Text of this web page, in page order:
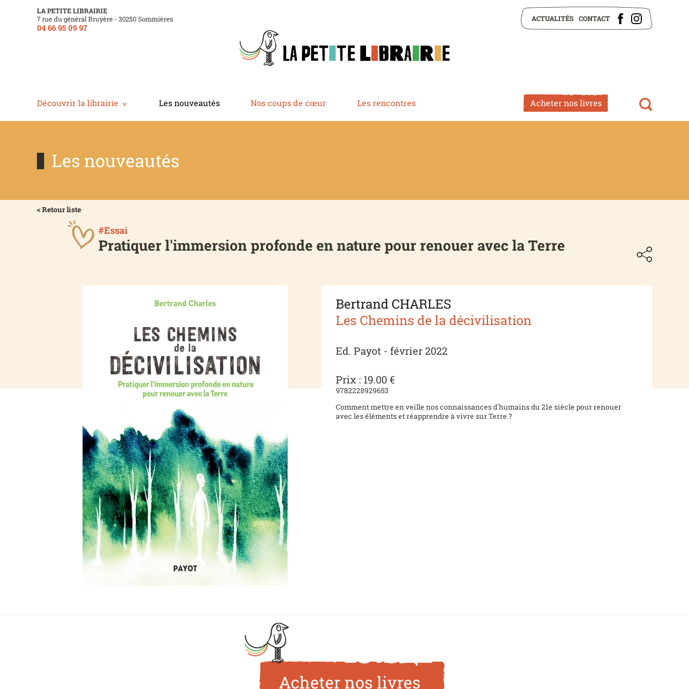
LA PETITE LIBRAIRIE
7 rue du général Bruyère - 30250 Sommières
04 66 95 09 97
ACTUALITÉS CONTACT
Découvrir la librairie Les nouveautés Nos coups de cœur Les rencontres Acheter nos livres
Les nouveautés
< Retour liste
#Essai
Pratiquer l'immersion profonde en nature pour renouer avec la Terre
Bertrand CHARLES
Les Chemins de la décivilisation
Ed. Payot - février 2022
Prix : 19.00 €
9782228929653
Comment mettre en veille nos connaissances d'humains du 21e siècle pour renouer
avec les éléments et réapprendre à vivre sur Terre ?
Acheter nos livres